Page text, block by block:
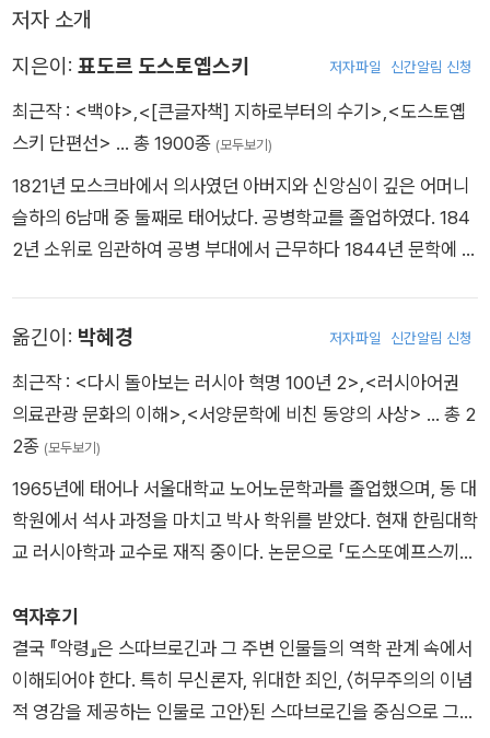
저자 소개
지은이: 표도르 도스토옙스키 저자파일 신간알림 신청
최근작 : <백야>,<[큰글자책] 지하로부터의 수기>,<도스토옙
스키 단편선> … 총 1900종 (모두보기)
1821년 모스크바에서 의사였던 아버지와 신앙심이 깊은 어머니
슬하의 6남매 중 둘째로 태어났다. 공병학교를 졸업하였다. 184
2년 소위로 임관하여 공병 부대에서 근무하다 1844년 문학에 생
었기에 유일한 생계 수단이 작품을 쓰는 일이었다. 1849년 4월
23일 페트라솁스키 금요모임사건으로 체포되어 사형선고를 받
는다. 사형집행 직전 황제의 사면으로 죽음을 면하고 시베리아에
서 강제노역한다. 1854년 1월 강제노역형을 마치고 시베리아에
주하다 1859년 12월 페테르부르크로 이주한다. 1857년부터 불
행한 결혼생활을 함께했던 아내 마리야 이사예바가 1864년 4월
폐병으로 사망한다. 그해 6월 친형이자 동업자였던 미하일이 갑
했던 작가는 속기사 안나 스니트키나를 고용하여 《도박사》와
《죄와 벌》을 완성하고 이듬해 1867년 2월 속기사와 두 번째로
결혼한다. 1867년 아내와 함께 4년이 넘는 기간 동안 유럽의 여
러 도시를 떠돌며 《백치》, 《영원한 남편》, 《악령》 등을 쓴다. 해외
옮긴이: 박혜경 저자파일 신간알림 신청
최근작 : <다시 돌아보는 러시아 혁명 100년 2>,<러시아어권
의료관광 문화의 이해>,<서양문학에 비친 동양의 사상> … 총 2
2종 (모두보기)
1965년에 태어나 서울대학교 노어노문학과를 졸업했으며, 동 대
학원에서 석사 과정을 마치고 박사 학위를 받았다. 현재 한림대학
교 러시아학과 교수로 재직 중이다. 논문으로 「도스또예프스끼의
도스또예프스끼의 『악어 외』(공역), 블라디미르 나보코프의 『사
형장으로의 초대』, 빅토르 펠레빈의 『P세대』 등이 있다.
역자후기
결국 『악령』은 스따브로긴과 그 주변 인물들의 역학 관계 속에서
이해되어야 한다. 특히 무신론자, 위대한 죄인, 〈허무주의의 이념
적 영감을 제공하는 인물로 고안〉된 스따브로긴을 중심으로 그의